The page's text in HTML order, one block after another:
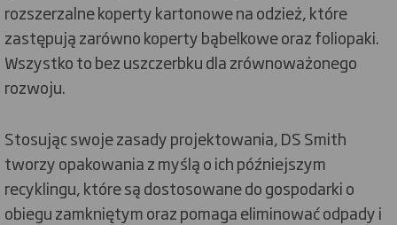
rozszerzalne koperty kartonowe na odzież, które
zastępują zarówno koperty bąbelkowe oraz foliopaki.
Wszystko to bez uszczerbku dla zrównoważonego
rozwoju.
Stosując swoje zasady projektowania, DS Smith
tworzy opakowania z myślą o ich późniejszym
recyklingu, które są dostosowane do gospodarki o
obiegu zamkniętym oraz pomaga eliminować odpady i